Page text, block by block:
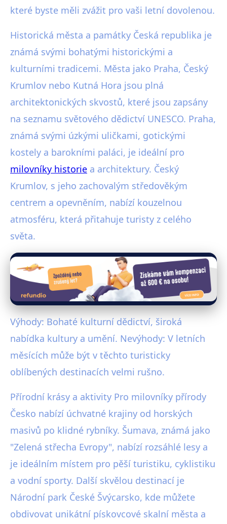
které byste měli zvážit pro vaši letní dovolenou.
Historická města a památky Česká republika je
známá svými bohatými historickými a
kulturními tradicemi. Města jako Praha, Český
Krumlov nebo Kutná Hora jsou plná
architektonických skvostů, které jsou zapsány
na seznamu světového dědictví UNESCO. Praha,
známá svými úzkými uličkami, gotickými
kostely a barokními paláci, je ideální pro
milovníky historie a architektury. Český
Krumlov, s jeho zachovalým středověkým
centrem a opevněním, nabízí kouzelnou
atmosféru, která přitahuje turisty z celého
světa.
Výhody: Bohaté kulturní dědictví, široká
nabídka kultury a umění. Nevýhody: V letních
měsících může být v těchto turisticky
oblíbených destinacích velmi rušno.
Přírodní krásy a aktivity Pro milovníky přírody
Česko nabízí úchvatné krajiny od horských
masivů po klidné rybníky. Šumava, známá jako
"Zelená střecha Evropy", nabízí rozsáhlé lesy a
je ideálním místem pro pěší turistiku, cyklistiku
a vodní sporty. Další skvělou destinací je
Národní park České Švýcarsko, kde můžete
obdivovat unikátní pískovcové skalní města a